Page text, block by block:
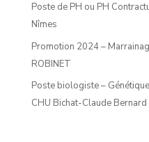
Poste de PH ou PH
Nîmes
Promotion 2024 –
ROBINET
Poste biologiste –
CHU Bichat-Claude Bernard